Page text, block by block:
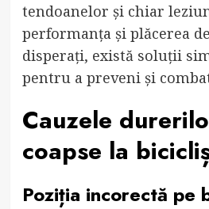
tendoanelor și chiar
performanța și plăcerea
disperați, există soluții
pentru a preveni și
Cauzele
coapse la
Poziția incorectă pe